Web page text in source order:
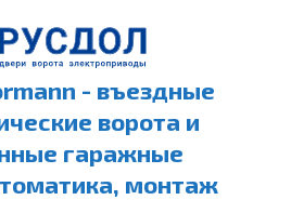
- въездные
ворота и
гаражные
монтаж